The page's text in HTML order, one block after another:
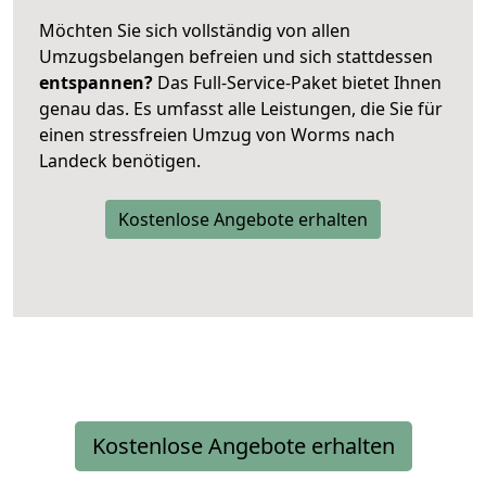
Möchten Sie sich vollständig von allen
Umzugsbelangen befreien und sich stattdessen
entspannen? Das Full-Service-Paket bietet Ihnen
genau das. Es umfasst alle Leistungen, die Sie für
einen stressfreien Umzug von Worms nach
Landeck benötigen.
Kostenlose Angebote erhalten
Kostenlose Angebote erhalten